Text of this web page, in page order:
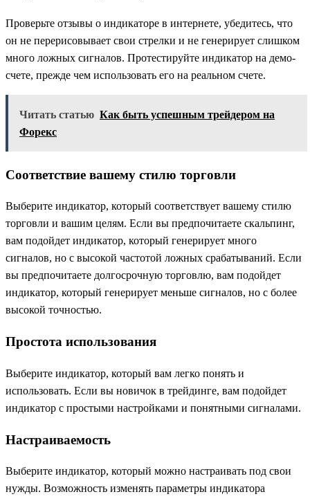
Проверьте отзывы о индикаторе в интернете, убедитесь, что
он не перерисовывает свои стрелки и не генерирует слишком
много ложных сигналов. Протестируйте индикатор на демо-
счете, прежде чем использовать его на реальном счете.
Читать статью Как быть успешным трейдером на
Форекс
Соответствие вашему стилю торговли
Выберите индикатор, который соответствует вашему стилю
торговли и вашим целям. Если вы предпочитаете скальпинг,
вам подойдет индикатор, который генерирует много
сигналов, но с высокой частотой ложных срабатываний. Если
вы предпочитаете долгосрочную торговлю, вам подойдет
индикатор, который генерирует меньше сигналов, но с более
высокой точностью.
Простота использования
Выберите индикатор, который вам легко понять и
использовать. Если вы новичок в трейдинге, вам подойдет
индикатор с простыми настройками и понятными сигналами.
Настраиваемость
Выберите индикатор, который можно настраивать под свои
нужды. Возможность изменять параметры индикатора